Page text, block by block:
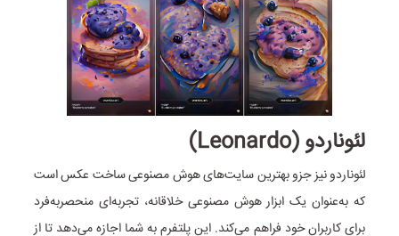
لئوناردو (Leonardo)
لئوناردو نیز جزو بهترین‌ سایت‌های هوش مصنوعی ساخت عکس است
که به‌عنوان یک ابزار هوش مصنوعی خلاقانه، تجربه‌ای منحصر‌به‌فرد
برای کاربران خود فراهم می‌کند. این پلتفرم به شما اجازه می‌دهد تا از